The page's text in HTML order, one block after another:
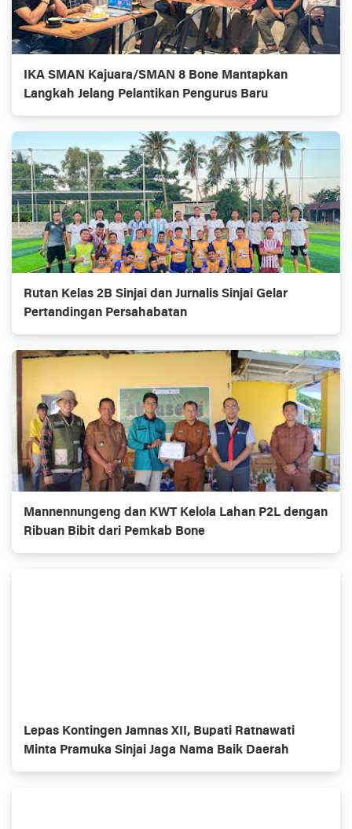
IKA SMAN Kajuara/SMAN 8 Bone Mantapkan
Langkah Jelang Pelantikan Pengurus Baru
Rutan Kelas 2B Sinjai dan Jurnalis Sinjai Gelar
Pertandingan Persahabatan
Mannennungeng dan KWT Kelola Lahan P2L dengan
Ribuan Bibit dari Pemkab Bone
Lepas Kontingen Jamnas XII, Bupati Ratnawati
Minta Pramuka Sinjai Jaga Nama Baik Daerah